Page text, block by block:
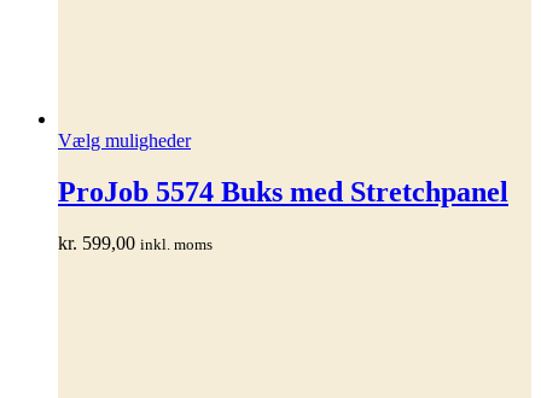
Vælg mulighederDette
har
flere
Mulighederne
ProJob 5574 Buks med Stretchpanel
kr. 599,00 inkl. moms